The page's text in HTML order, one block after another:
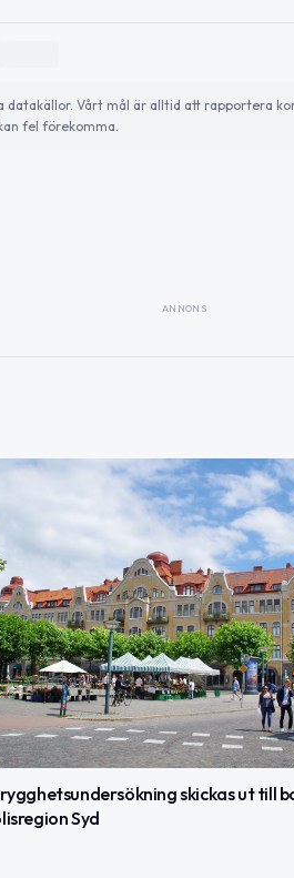
Vårt mål är alltid att rapportera
fel förekomma.
ANNONS
skickas ut till
Syd